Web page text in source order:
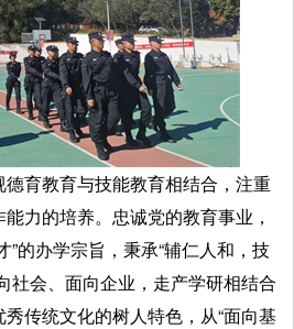
育教育与技能教育相结合，注重
力的培养。忠诚党的教育事业，
”的办学宗旨，秉承“辅仁人和，技
社会、面向企业，走产学研相结合
传统文化的树人特色，从“面向基